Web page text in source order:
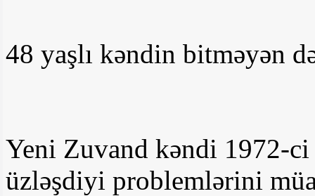
48 yaşlı kəndin bitməyən
Yeni Zuvand kəndi 1972-
üzləşdiyi problemlərini